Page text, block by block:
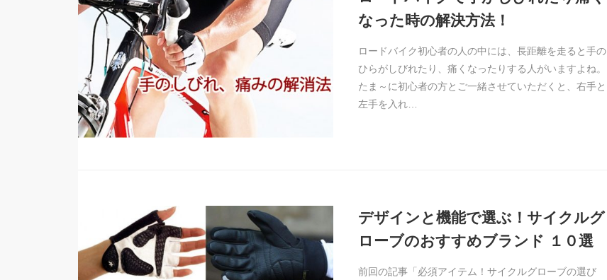
なった時の解決方法！
ロードバイク初心者の人の中には、長距離を走ると手の
ひらがしびれたり、痛くなったりする人がいますよね。
たま～に初心者の方とご一緒させていただくと、右手と
左手を入れ…
デザインと機能で選ぶ！サイクルグ
ローブのおすすめブランド １０選
前回の記事「必須アイテム！サイクルグローブの選び